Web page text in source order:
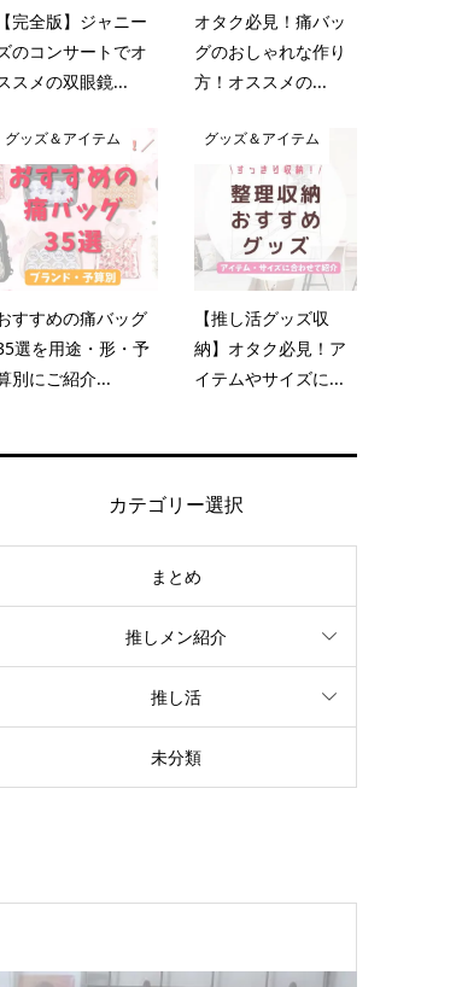
【完全版】ジャニー
のコンサートでオ
スメの双眼鏡...
オタク必見！痛バッ
グのおしゃれな作り
方！オススメの...
グッズ＆アイテム
すすめの痛バッグ
選を用途・形・予
別にご紹介...
グッズ＆アイテム
【推し活グッズ収
納】オタク必見！ア
イテムやサイズに...
カテゴリー選択
まとめ
推しメン紹介
推し活
未分類